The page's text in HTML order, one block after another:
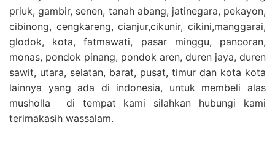
priuk, gambir, senen, tanah abang, jatinegara, pekayon,
cibinong, cengkareng, cianjur,cikunir, cikini,manggarai,
glodok, kota, fatmawati, pasar minggu, pancoran,
monas, pondok pinang, pondok aren, duren jaya, duren
sawit, utara, selatan, barat, pusat, timur dan kota kota
lainnya yang ada di indonesia, untuk membeli alas
musholla di tempat kami silahkan hubungi kami
terimakasih wassalam.